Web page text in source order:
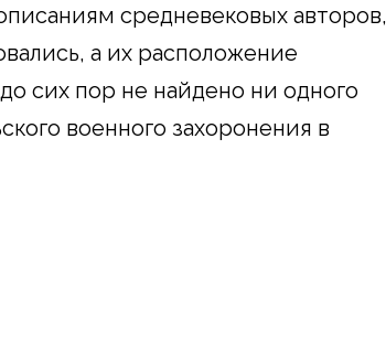
средневековых авторов,
а их расположение
сих пор не найдено ни одного
военного захоронения в